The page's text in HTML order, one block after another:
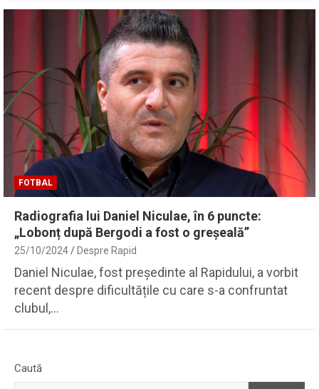
FOTBAL
Radiografia lui Daniel Niculae, în 6 puncte:
„Lobonț după Bergodi a fost o greșeală”
25/10/2024 Despre Rapid
Daniel Niculae, fost președinte al Rapidului, a vorbit
recent despre dificultățile cu care s-a confruntat
clubul,…
Caută